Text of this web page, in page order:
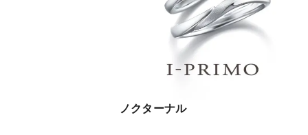
ノクターナル